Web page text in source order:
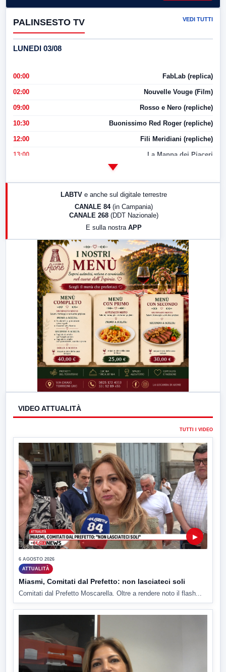
PALINSESTO TV VEDI TUTTI
LUNEDI 03/08
00:00 FabLab (replica)
02:00 Nouvelle Vouge (Film)
09:00 Rosso e Nero (repliche)
10:30 Buonissimo Red Roger (repliche)
12:00 Fili Meridiani (repliche)
13:00 La Mappa dei Piaceri
LabNews (replica)
LABTV e anche sul digitale terrestre
CANALE 84 (in Campania)
CANALE 268 (DDT Nazionale)
E sulla nostra APP
VIDEO ATTUALITÀ
TUTTI I VIDEO
▶
6 AGOSTO 2026
ATTUALITÀ
Miasmi, Comitati dal Prefetto: non lasciateci soli
Comitati dal Prefetto Moscarella. Oltre a rendere noto il flash...